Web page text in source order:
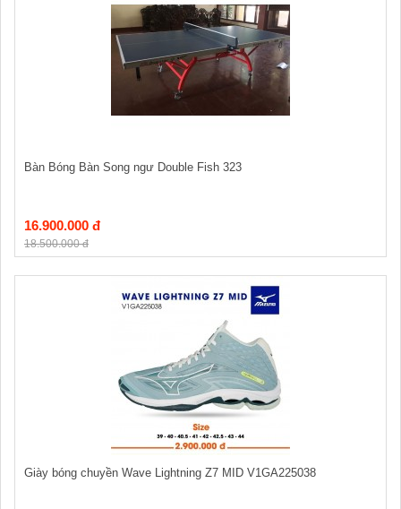
Bàn Bóng Bàn Song ngư Double Fish 323
16.900.000 đ
18.500.000 đ
Giày bóng chuyền Wave Lightning Z7 MID V1GA225038